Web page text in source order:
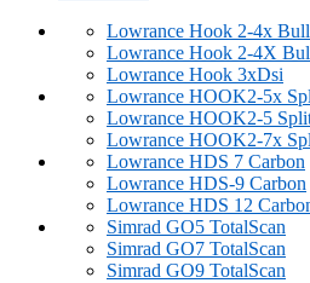
Lowrance Hook 2-4x
Lowrance Hook 2-4X
Lowrance Hook 3xDsi
Lowrance HOOK2-5x
Lowrance HOOK2-5
Lowrance HOOK2-7x
Lowrance HDS 7 Carbon
Lowrance HDS-9 Carbon
Lowrance HDS 12
Simrad GO5 TotalScan
Simrad GO7 TotalScan
Simrad GO9 TotalScan